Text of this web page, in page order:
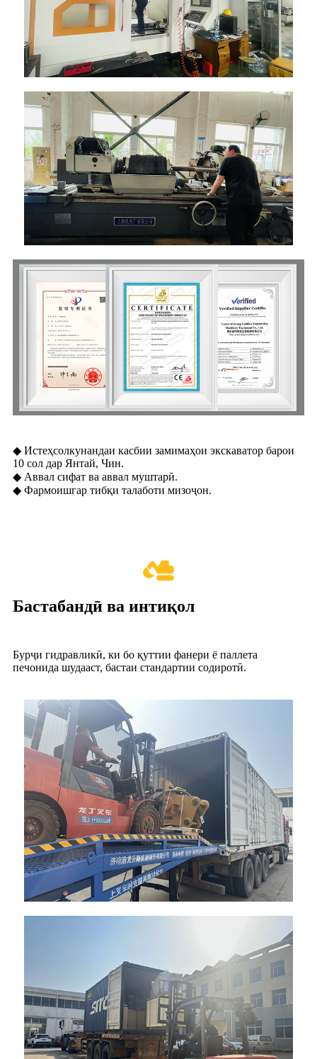
◆ Истеҳсолкунандаи касбии замимаҳои экскаватор барои
10 сол дар Янтай, Чин.
◆ Аввал сифат ва аввал муштарӣ.
◆ Фармоишгар тибқи талаботи мизоҷон.
Бастабандӣ ва интиқол
Бурҷи гидравликӣ, ки бо қуттии фанери ё паллета
печонида шудааст, бастаи стандартии содиротӣ.